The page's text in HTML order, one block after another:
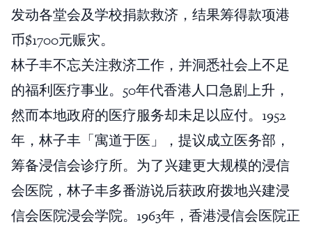
发动各堂会及学校捐款救济，结果筹得款项港
币$1700元赈灾。
林子丰不忘关注救济工作，并洞悉社会上不足
的福利医疗事业。50年代香港人口急剧上升，
然而本地政府的医疗服务却未足以应付。1952
年，林子丰「寓道于医」，提议成立医务部，
筹备浸信会诊疗所。为了兴建更大规模的浸信
会医院，林子丰多番游说后获政府拨地兴建浸
信会医院浸会学院。1963年，香港浸信会医院正